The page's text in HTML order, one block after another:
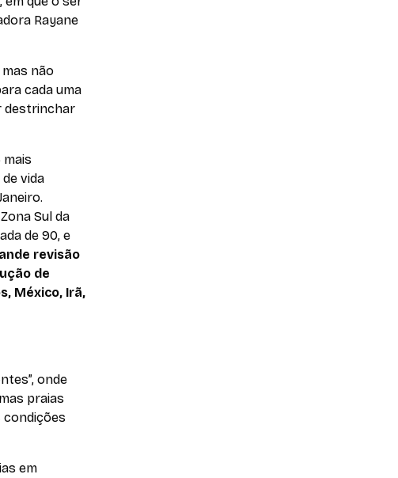
Rayane
mas não
cada uma
destrinchar
mais
vida
Sul da
de 90, e
revisão
de
México, Irã,
onde
praias
condições
em